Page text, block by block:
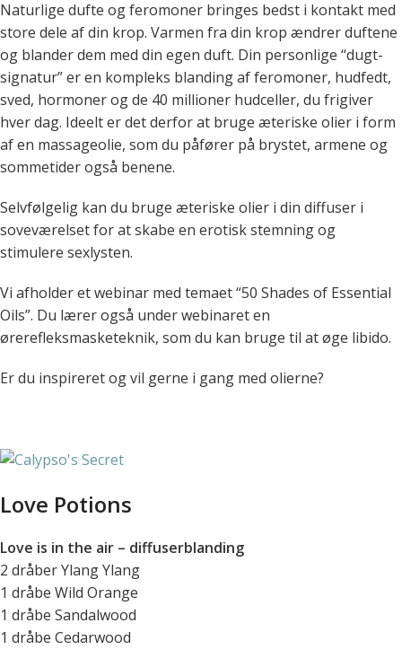
Naturlige dufte og feromoner bringes bedst i kontakt med
store dele af din krop. Varmen fra din krop ændrer duftene
og blander dem med din egen duft. Din personlige “dugt-
signatur” er en kompleks blanding af feromoner, hudfedt,
sved, hormoner og de 40 millioner hudceller, du frigiver
hver dag. Ideelt er det derfor at bruge æteriske olier i form
af en massageolie, som du påfører på brystet, armene og
sommetider også benene.
Selvfølgelig kan du bruge æteriske olier i din diffuser i
soveværelset for at skabe en erotisk stemning og
stimulere sexlysten.
Vi afholder et webinar med temaet “50 Shades of Essential
Oils”. Du lærer også under webinaret en
ørerefleksmasketeknik, som du kan bruge til at øge libido.
Er du inspireret og vil gerne i gang med olierne?
Love Potions
Love is in the air – diffuserblanding
2 dråber Ylang Ylang
1 dråbe Wild Orange
1 dråbe Sandalwood
1 dråbe Cedarwood